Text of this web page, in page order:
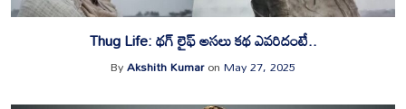
Thug Life: థగ్ లైఫ్ అసలు కథ ఎవరిదంటే..
ByAkshith KumaronMay 27, 2025